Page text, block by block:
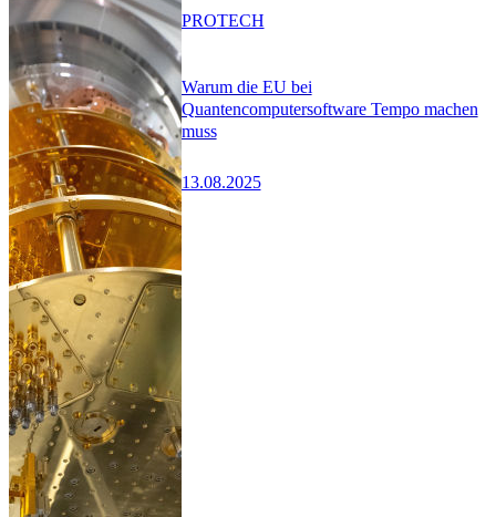
Warum die EU bei
Quantencomputersoftware Tempo machen
muss
13.08.2025
PROTECH